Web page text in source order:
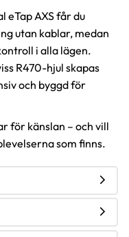
eTap AXS får du
utan kablar, medan
i alla lägen.
R470-hjul skapas
och byggd för
för känslan – och vill
som finns.